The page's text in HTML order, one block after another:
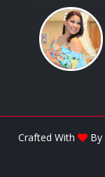
Crafted With By